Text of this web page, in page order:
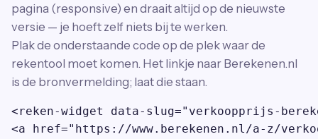
pagina (responsive) en draait altijd op de nieuwste
versie — je hoeft zelf niets bij te werken.
Plak de onderstaande code op de plek waar de
rekentool moet komen. Het linkje naar Berekenen.nl
is de bronvermelding; laat die staan.
<reken-widget data-slug="verkoopprijs-
<a href="https://www.berekenen.nl/a-z/